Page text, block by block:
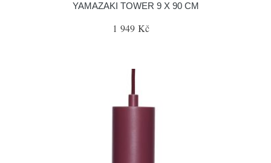
YAMAZAKI TOWER 9 X 90 CM
1 949 Kč